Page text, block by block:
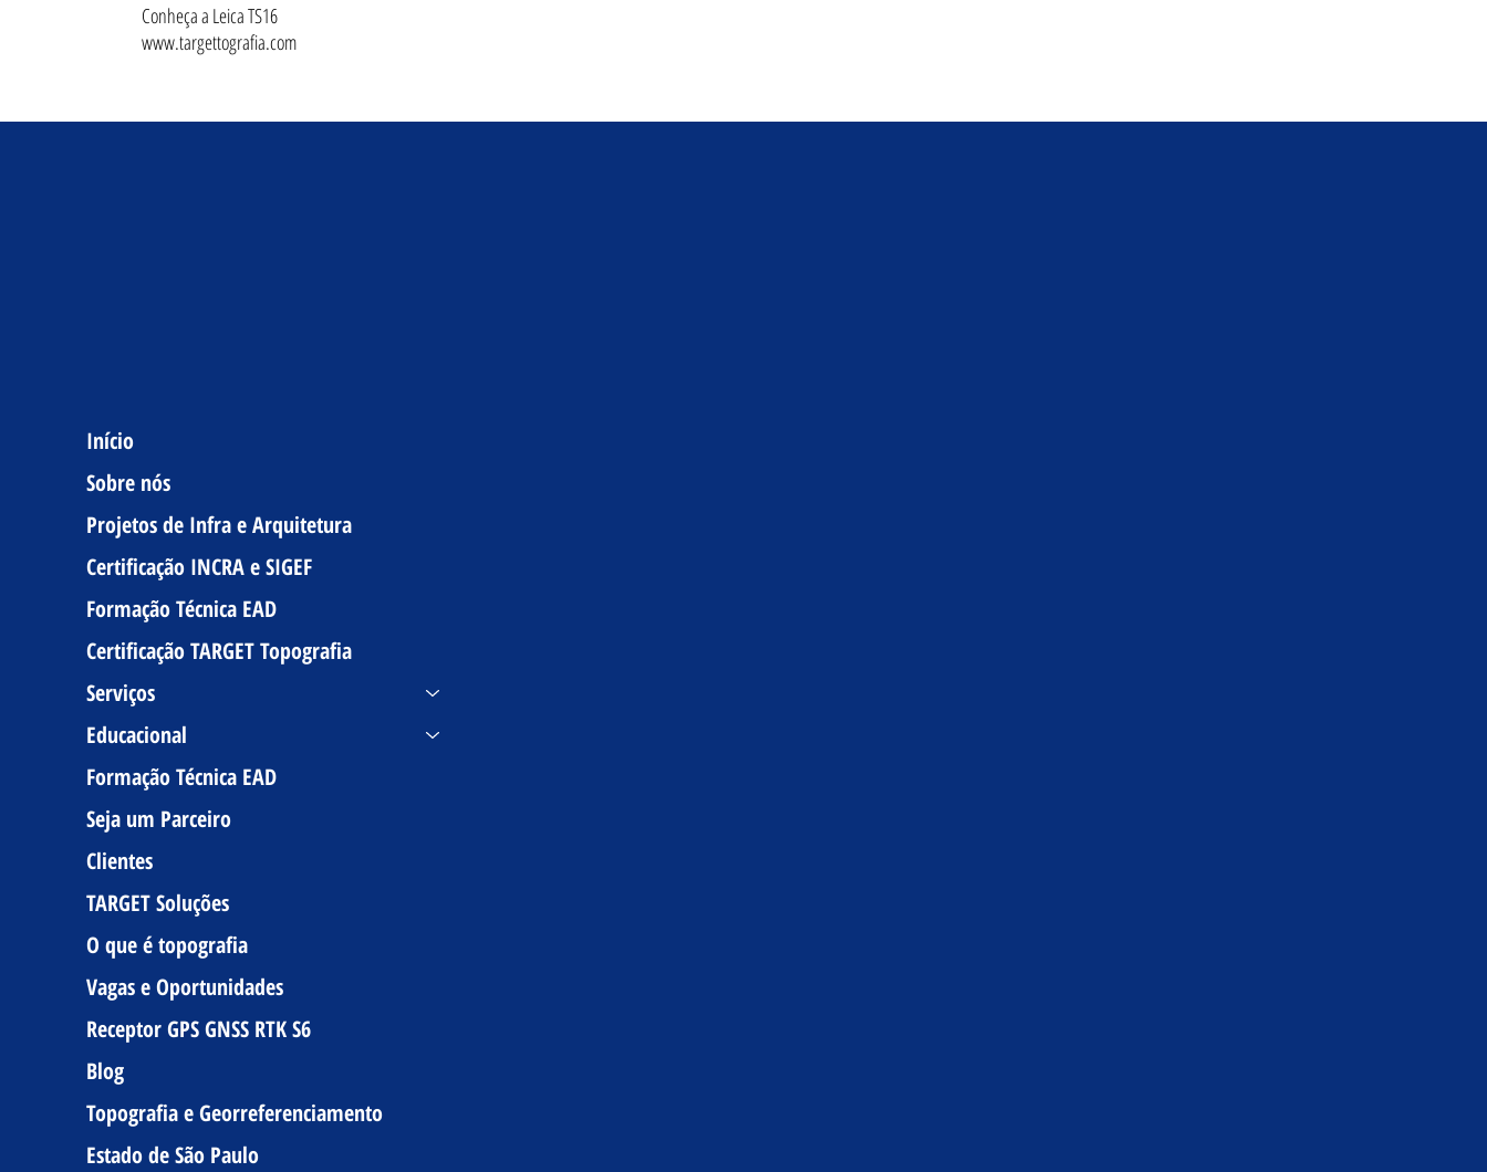
Conheça a Leica TS16
www.targettografia.com
Início
Sobre nós
Projetos de Infra e Arquitetura
Certificação INCRA e SIGEF
Formação Técnica EAD
Certificação TARGET Topografia
Serviços
Educacional
Formação Técnica EAD
Seja um Parceiro
Clientes
TARGET Soluções
O que é topografia
Vagas e Oportunidades
Receptor GPS GNSS RTK S6
Blog
Topografia e Georreferenciamento
Estado de São Paulo